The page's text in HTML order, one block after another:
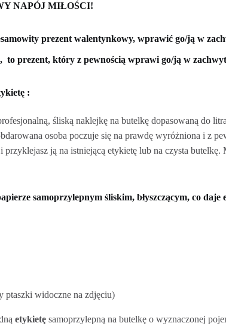
NAPÓJ MIŁOŚCI!
prezent walentynkowy, wprawić go/ją w
to prezent, który z pewnością wprawi go/ją w
:
śliską naklejkę na butelkę dopasowaną do
osoba poczuje się na prawdę wyróżniona i z
przyklejasz ją na istniejącą etykietę lub na czysta
samoprzylepnym śliskim, błyszczącym, co
ptaszki widoczne na zdjęciu)
etykietę samoprzylepną na butelkę o wyznaczonej